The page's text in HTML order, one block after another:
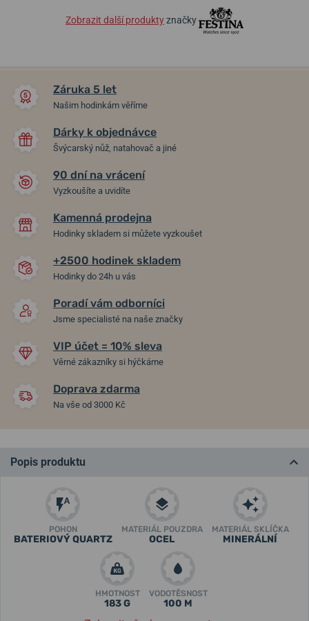
Zobrazit další produktyznačky
Záruka 5 let
Našim hodinkám věříme
Dárky k objednávce
Švýcarský nůž, natahovač a jiné
90 dní na vrácení
Vyzkoušíte a uvidíte
Kamenná prodejna
Hodinky skladem si můžete vyzkoušet
+2500 hodinek skladem
Hodinky do 24h u vás
Poradí vám odborníci
Jsme specialisté na naše značky
VIP účet = 10% sleva
Věrné zákazníky si hýčkáme
Doprava zdarma
Na vše od 3000 Kč
Popis produktu
POHON
BATERIOVÝ QUARTZ
MATERIÁL POUZDRA
OCEL
MATERIÁL SKLÍČKA
MINERÁLNÍ
HMOTNOST
183 G
VODOTĚSNOST
100 M